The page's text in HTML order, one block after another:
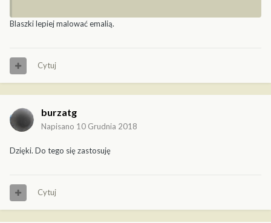
Blaszki lepiej malować emalią.
Cytuj
burzatg
Napisano 10 Grudnia 2018
Dzięki. Do tego się zastosuję
Cytuj